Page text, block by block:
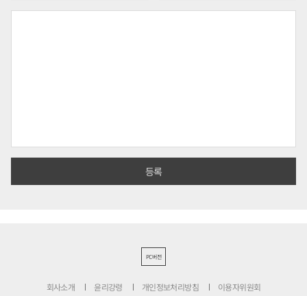
PC버전
회사소개 윤리강령 개인정보처리방침 이용자위원회